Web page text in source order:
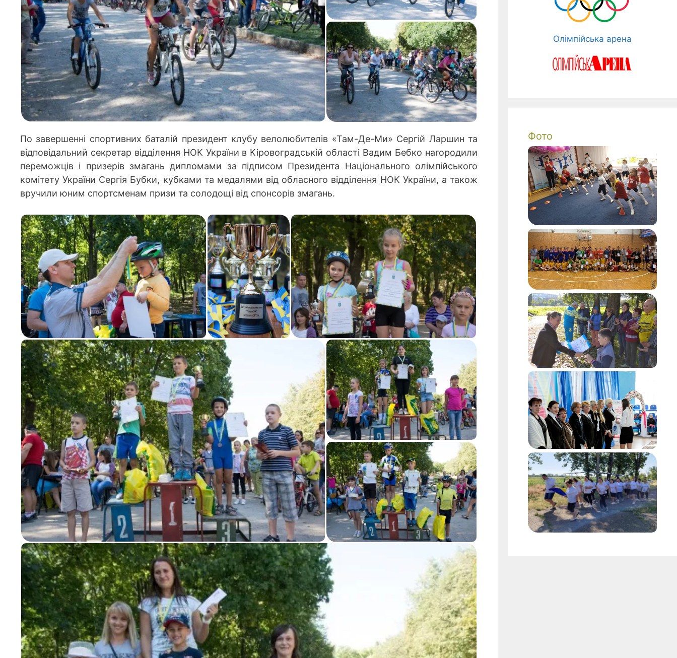
По завершенні спортивних баталій президент клубу велолюбителів «Там-Де-Ми» Сергій Ларшин та
відповідальний секретар відділення НОК України в Кіровоградській області Вадим Бебко нагородили
переможців і призерів змагань дипломами за підписом Президента Національного олімпійського
комітету України Сергія Бубки, кубками та медалями від обласного відділення НОК України, а також
вручили юним спортсменам призи та солодощі від спонсорів змагань.
Олімпійська арена
Фото